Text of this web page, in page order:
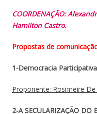
COORDENAÇÃO:
Hamilton Castro.
Propostas de
1-Democracia
Proponente: Rosimeire
2-A SECULARIZAÇÃO DO